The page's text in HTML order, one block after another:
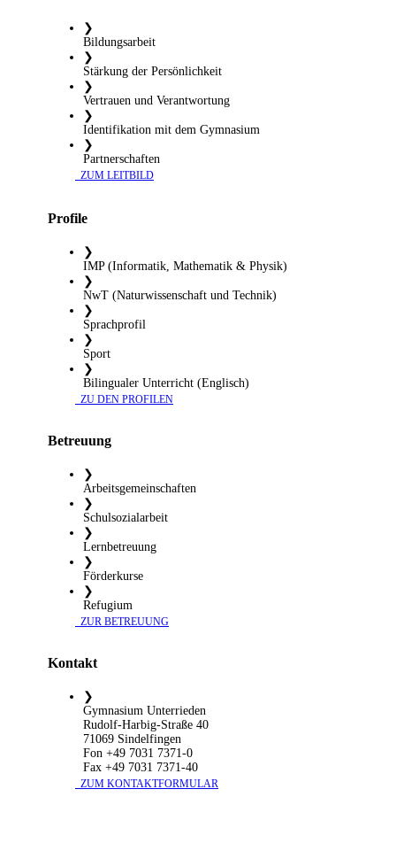
❯
Bildungsarbeit
❯
Stärkung der Persönlichkeit
❯
Vertrauen und Verantwortung
❯
Identifikation mit dem Gymnasium
❯
Partnerschaften
​ ZUM LEITBILD
Profile
❯
IMP (Informatik, Mathematik & Physik)
❯
NwT (Naturwissenschaft und Technik)
❯
Sprachprofil
❯
Sport
❯
Bilingualer Unterricht (Englisch)
​ ZU DEN PROFILEN
Betreuung
❯
Arbeitsgemeinschaften
❯
Schulsozialarbeit
❯
Lernbetreuung
❯
Förderkurse
❯
Refugium
​ ZUR BETREUUNG
Kontakt
❯
Gymnasium Unterrieden
Rudolf-Harbig-Straße 40
71069 Sindelfingen
Fon +49 7031 7371-0
Fax +49 7031 7371-40
​ ZUM KONTAKTFORMULAR